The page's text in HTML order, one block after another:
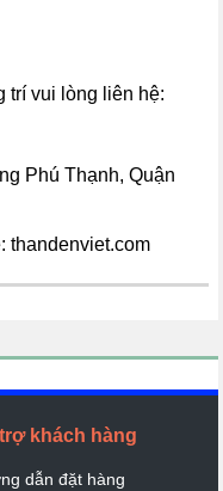
trí vui lòng liên hệ:
Phú Thạnh, Quận
thandenviet.com
khách hàng
dẫn đặt hàng